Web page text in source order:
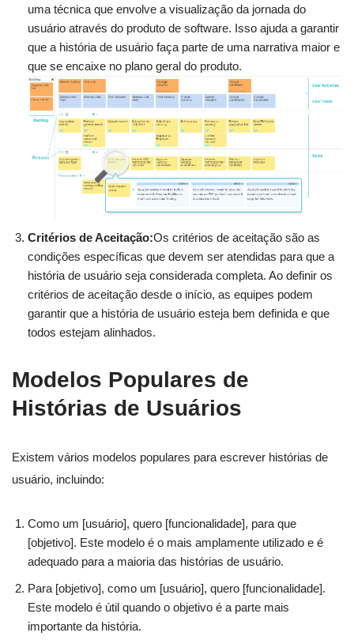
uma técnica que envolve a visualização da jornada do
usuário através do produto de software. Isso ajuda a garantir
que a história de usuário faça parte de uma narrativa maior e
que se encaixe no plano geral do produto.
Critérios de Aceitação:Os critérios de aceitação são as
condições específicas que devem ser atendidas para que a
história de usuário seja considerada completa. Ao definir os
critérios de aceitação desde o início, as equipes podem
garantir que a história de usuário esteja bem definida e que
todos estejam alinhados.
Modelos Populares de
Histórias de Usuários
Existem vários modelos populares para escrever histórias de
usuário, incluindo:
Como um [usuário], quero [funcionalidade], para que
[objetivo]. Este modelo é o mais amplamente utilizado e é
adequado para a maioria das histórias de usuário.
Para [objetivo], como um [usuário], quero [funcionalidade].
Este modelo é útil quando o objetivo é a parte mais
importante da história.